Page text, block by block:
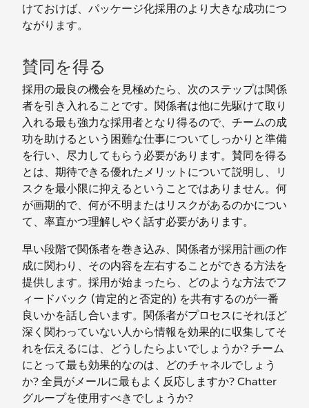
けておけば、パッケージ化採用のより大きな成功につ
ながります。
賛同を得る
採用の最良の機会を見極めたら、次のステップは関係
者を引き入れることです。関係者は他に先駆けて取り
入れる最も強力な採用者となり得るので、チームの成
功を助けるという困難な仕事についてしっかりと準備
を行い、尽力してもらう必要があります。賛同を得る
とは、期待できる優れたメリットについて説明し、リ
スクを最小限に抑えるということではありません。何
が画期的で、何が不明またはリスクがあるのかについ
て、率直かつ理解しやく話す必要があります。
早い段階で関係者を巻き込み、関係者が採用計画の作
成に関わり、その内容を左右することができる方法を
提供します。採用が始まったら、どのような方法でフ
ィードバック (肯定的と否定的) を共有するのが一番
良いかを話し合います。関係者がプロセスにそれほど
深く関わっていない人から情報を効果的に収集してそ
れを伝えるには、どうしたらよいでしょうか? チーム
にとって最も効果的なのは、どのチャネルでしょう
か? 全員がメールに最もよく反応しますか? Chatter
グループを使用すべきでしょうか?